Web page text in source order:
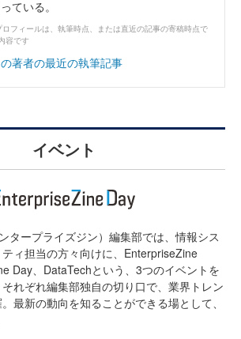
ている。
ロフィールは、執筆時点、または直近の記事の寄稿時点で
容です
著者の最近の執筆記事
イベント
タープライズジン）編集部では、情報シス
ィ担当の方々向けに、EnterpriseZine
Day、DataTechという、3つのイベントを
れぞれ編集部独自の切り口で、業界トレン
最新の動向を知ることができる場として、